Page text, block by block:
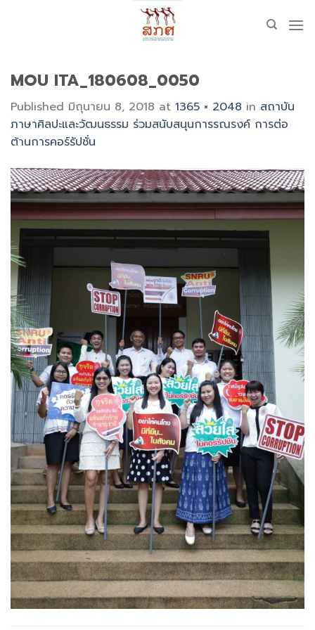
MOU ITA_180608_0050
Published มิถุนายน 8, 2018 at 1365 × 2048 in สถาบัน
ภาษาศิลปะและวัฒนธรรม ร่วมสนับสนุนการรณรงค์ การต่อ
ต้านการคอร์รัปชั่น